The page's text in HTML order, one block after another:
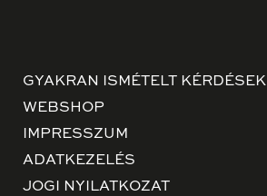
GYAKRAN ISMÉTELT KÉRDÉSEK
WEBSHOP
IMPRESSZUM
ADATKEZELÉS
JOGI NYILATKOZAT